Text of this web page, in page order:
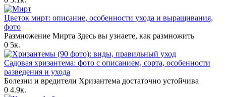
Цветок мирт: описание, особенности ухода и выращивания,
фото
Размножение Мирта Здесь вы узнаете, как размножить
0 5к.
Садовая хризантема: фото с описанием, сорта, особенности
разведения и ухода
Болезни и вредители Хризантема достаточно устойчива
0 4.9к.